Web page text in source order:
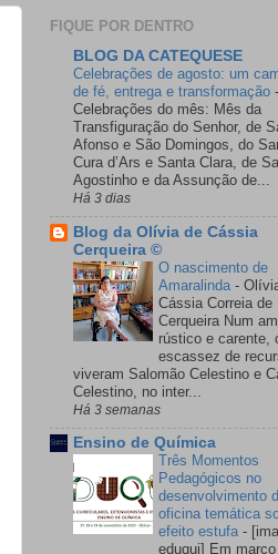
FIQUE POR DENTRO
BLOG DA CATEQUESE
Celebrações de agosto: um
de fé, entrega e transformação -
Celebrações do mês: Mês da
Transfiguração do Senhor, de
Afonso e São Domingos, do
Cura d’Ars e Santa Clara, de
Agostinho e da Assunção de...
Há 3 dias
Blog da Olívia de Cássia
Cerqueira ©
O nascimento de
Amaralinda -
Cássia Correia de
Cerqueira Num
rústico e carente,
escassez de
viveram Salomão Celestino e
Celestino, no inter...
Há 3 semanas
Ensino de Química
Três Momentos
Pedagógicos no
desenvolvimento
oficina temática
efeito estufa -
eduqui] Em